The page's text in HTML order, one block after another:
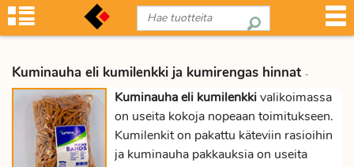
Kuminauha eli kumilenkki ja kumirengas hinnat -
Kuminauha eli kumilenkkivalikoimassa
on useita kokoja nopeaan toimitukseen.
Kumilenkit on pakattu käteviin rasioihin
ja kuminauha pakkauksia on useita